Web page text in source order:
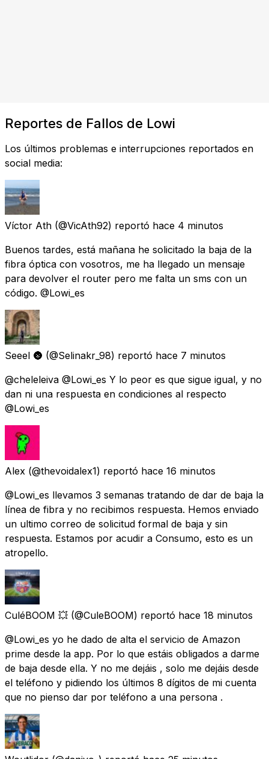
Reportes de Fallos de Lowi
Los últimos problemas e interrupciones reportados en
social media:
Víctor Ath (@VicAth92) reportó hace 4 minutos
Buenos tardes, está mañana he solicitado la baja de la
fibra óptica con vosotros, me ha llegado un mensaje
para devolver el router pero me falta un sms con un
código. @Lowi_es
Seeel 🌚 (@Selinakr_98) reportó hace 7 minutos
@cheleleiva @Lowi_es Y lo peor es que sigue igual, y no
dan ni una respuesta en condiciones al respecto
@Lowi_es
Alex (@thevoidalex1) reportó hace 16 minutos
@Lowi_es llevamos 3 semanas tratando de dar de baja la
línea de fibra y no recibimos respuesta. Hemos enviado
un ultimo correo de solicitud formal de baja y sin
respuesta. Estamos por acudir a Consumo, esto es un
atropello.
CuléBOOM 💥 (@CuleBOOM) reportó hace 18 minutos
@Lowi_es yo he dado de alta el servicio de Amazon
prime desde la app. Por lo que estáis obligados a darme
de baja desde ella. Y no me dejáis , solo me dejáis desde
el teléfono y pidiendo los últimos 8 dígitos de mi cuenta
que no pienso dar por teléfono a una persona .